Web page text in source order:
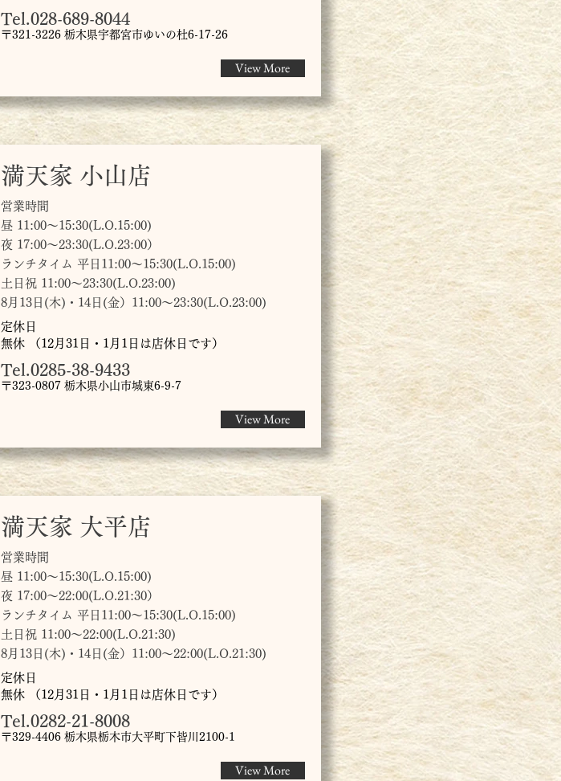
Tel.028-689-8044
〒321-3226 栃木県宇都宮市ゆいの杜6-17-26
View More
満天家 小山店
営業時間
昼 11:00～15:30(L.O.15:00)
夜 17:00〜23:30(L.O.23:00）
ランチタイム 平日11:00～15:30(L.O.15:00)
土日祝 11:00～23:30(L.O.23:00)
8月13日(木)・14日(金）11:00～23:30(L.O.23:00)
定休日
無休 （12月31日・1月1日は店休日です）
Tel.0285-38-9433
〒323-0807 栃木県小山市城東6-9-7
View More
満天家 大平店
営業時間
昼 11:00～15:30(L.O.15:00)
夜 17:00〜22:00(L.O.21:30）
ランチタイム 平日11:00～15:30(L.O.15:00)
土日祝 11:00～22:00(L.O.21:30)
8月13日(木)・14日(金）11:00～22:00(L.O.21:30)
定休日
無休 （12月31日・1月1日は店休日です）
Tel.0282-21-8008
〒329-4406 栃木県栃木市大平町下皆川2100-1
View More